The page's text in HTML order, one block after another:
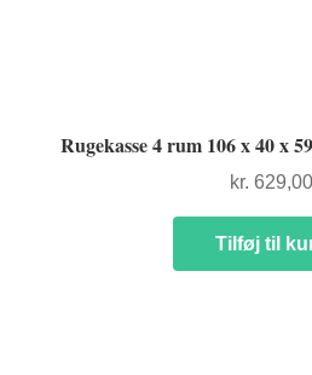
Rugekasse 4 rum 106 x 40 x
kr. 629,00
Tilføj til